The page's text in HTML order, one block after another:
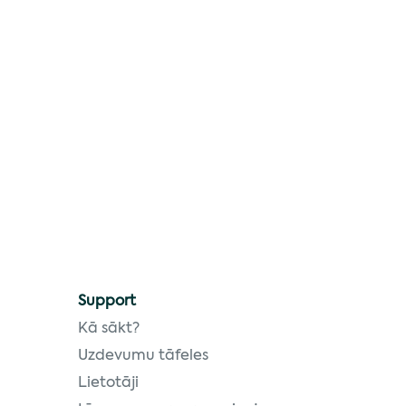
Support
Kā sākt?
Uzdevumu tāfeles
Lietotāji